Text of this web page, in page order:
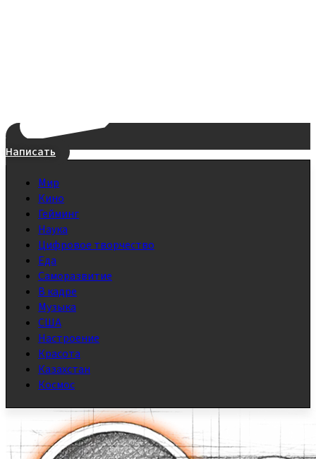
Написать
Мир
Кино
Гейминг
Наука
Цифровое творчество
Еда
Саморазвитие
В кадре
Музыка
США
Настроение
Красота
Казахстан
Космос